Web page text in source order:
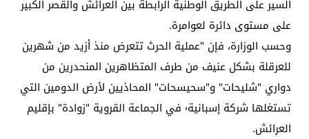
السير على الطريق الوطنية الرابطة بين العرائش والقصر الكبير
على مستوى دائرة لعوامرة.
وحسب الوزارة، فإن "عملية الحرث تتعرض منذ أزيد من شهرين
للعرقلة بشكل عنيف من طرف المتظاهرين المنحدرين من
دواري "شليحات" و"سحيسحات" المحاذيين لأرض الدومين التي
تستغلها شركة إسبانية٬ في الجماعة القروية "زوادة" بإقليم
العرائش.